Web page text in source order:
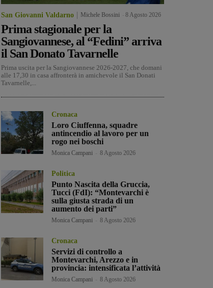
San Giovanni Valdarno Michele Bossini 8 Agosto 2026
Prima stagionale per la
Sangiovannese, al “Fedini” arriva
il San Donato Tavarnelle
Prima uscita per la Sangiovannese 2026-2027, che domani
alle 17,30 in casa affronterà in amichevole il San Donati
Tavarnelle,...
Cronaca
Loro Ciuffenna, squadre
antincendio al lavoro per un
rogo nei boschi
Monica Campani 8 Agosto 2026
Politica
Punto Nascita della Gruccia,
Tucci (FdI): “Montevarchi è
sulla giusta strada di un
aumento dei parti”
Monica Campani 8 Agosto 2026
Cronaca
Servizi di controllo a
Montevarchi, Arezzo e in
provincia: intensificata l’attività
Monica Campani 8 Agosto 2026